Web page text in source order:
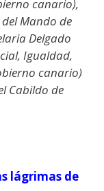
canario),
Mando de
Delgado
Igualdad,
canario)
Cabildo de
lágrimas de